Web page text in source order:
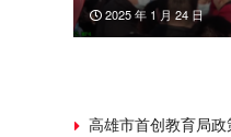
2025 年 1 月 24 日
高雄市首创教育局